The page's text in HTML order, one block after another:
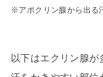
※アポクリン腺から出る
以下はエクリン腺